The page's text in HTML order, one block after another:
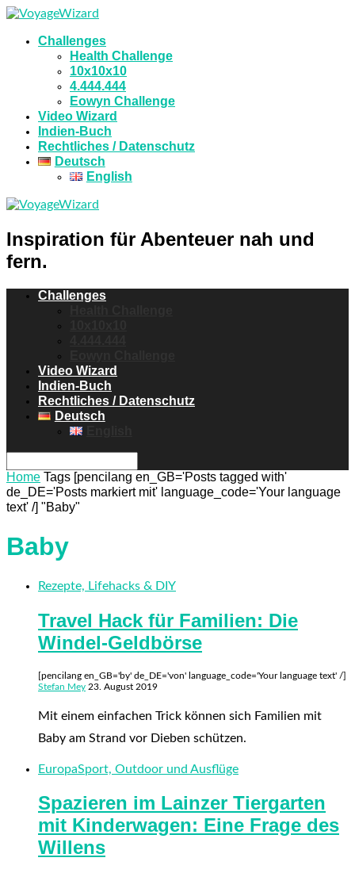
Challenges
Health Challenge
10x10x10
4.444.444
Eowyn Challenge
Video Wizard
Indien-Buch
Rechtliches / Datenschutz
Deutsch
English
Inspiration für Abenteuer nah und
fern.
Challenges
Video Wizard
Indien-Buch
Rechtliches / Datenschutz
Deutsch
Home Tags [pencilang en_GB='Posts tagged with'
de_DE='Posts markiert mit' language_code='Your language
text' /] "Baby"
Baby
Rezepte, Lifehacks & DIY
Travel Hack für Familien: Die
Windel-Geldbörse
[pencilang en_GB='by' de_DE='von' language_code='Your language text' /]
Stefan Mey 23. August 2019
Mit einem einfachen Trick können sich Familien mit
Baby am Strand vor Dieben schützen.
EuropaSport, Outdoor und Ausflüge
Spazieren im Lainzer Tiergarten
mit Kinderwagen: Eine Frage des
Willens